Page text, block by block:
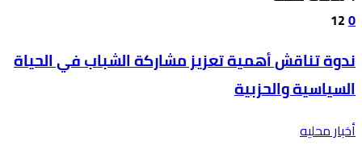
0
12
ندوة تناقش أهمية تعزيز مشاركة الشباب في الحياة
السياسية والحزبية
أخبار محليه